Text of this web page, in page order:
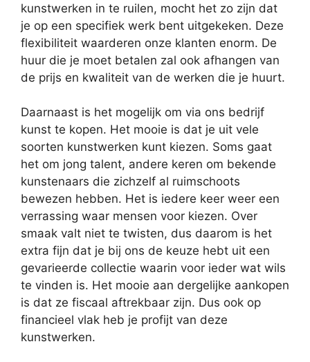
kunstwerken in te ruilen, mocht het zo zijn dat
je op een specifiek werk bent uitgekeken. Deze
flexibiliteit waarderen onze klanten enorm. De
huur die je moet betalen zal ook afhangen van
de prijs en kwaliteit van de werken die je huurt.
Daarnaast is het mogelijk om via ons bedrijf
kunst te kopen. Het mooie is dat je uit vele
soorten kunstwerken kunt kiezen. Soms gaat
het om jong talent, andere keren om bekende
kunstenaars die zichzelf al ruimschoots
bewezen hebben. Het is iedere keer weer een
verrassing waar mensen voor kiezen. Over
smaak valt niet te twisten, dus daarom is het
extra fijn dat je bij ons de keuze hebt uit een
gevarieerde collectie waarin voor ieder wat wils
te vinden is. Het mooie aan dergelijke aankopen
is dat ze fiscaal aftrekbaar zijn. Dus ook op
financieel vlak heb je profijt van deze
kunstwerken.